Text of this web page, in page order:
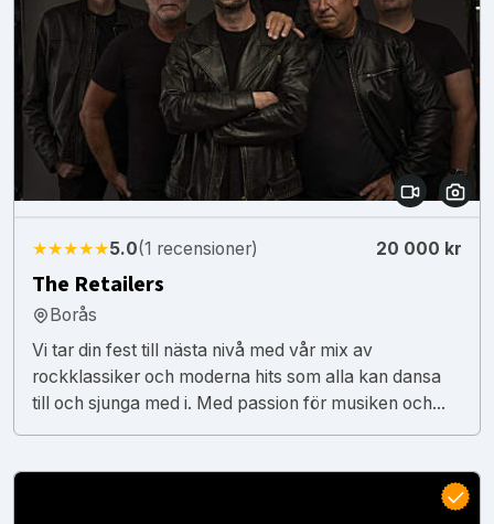
★★★★★5.0(1 recensioner) 20 000 kr
The Retailers
Borås
Vi tar din fest till nästa nivå med vår mix av
rockklassiker och moderna hits som alla kan dansa
till och sjunga med i. Med passion för musiken och...